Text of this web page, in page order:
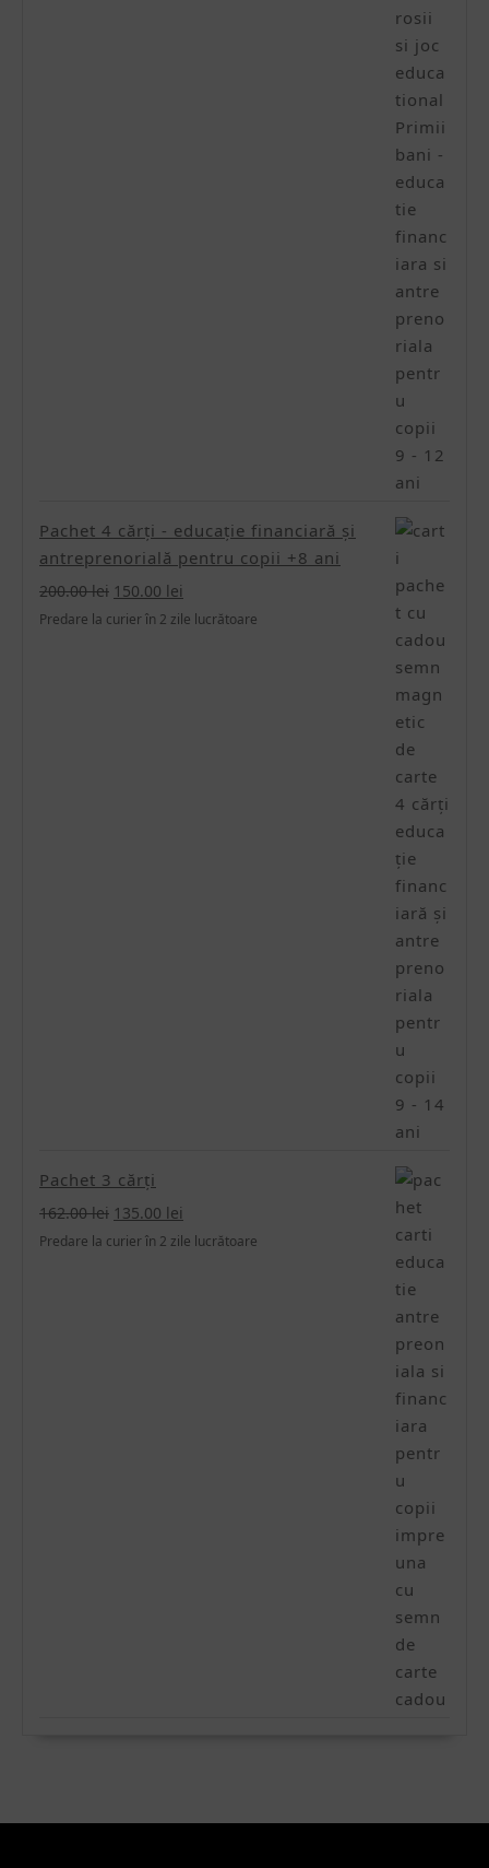
Pachet 4 cărți - educație financiară și
antreprenorială pentru copii +8 ani
200.00lei Prețul
inițial
150.00 lei
curent
Predare la curier în 2 zile lucrătoare
Pachet 3 cărți
162.00lei Prețul
inițial
135.00 lei
curent
Predare la curier în 2 zile lucrătoare